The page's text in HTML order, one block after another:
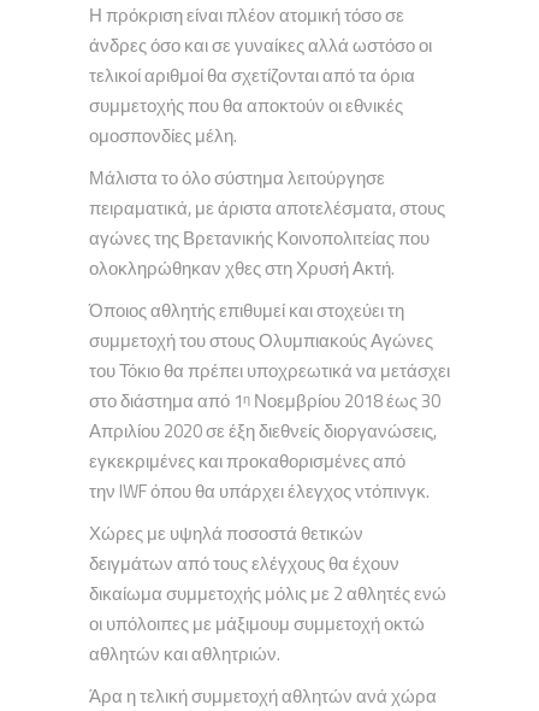
Η πρόκριση είναι πλέον ατομική τόσο σε
άνδρες όσο και σε γυναίκες αλλά ωστόσο οι
τελικοί αριθμοί θα σχετίζονται από τα όρια
συμμετοχής που θα αποκτούν οι εθνικές
ομοσπονδίες μέλη.
Μάλιστα το όλο σύστημα λειτούργησε
πειραματικά, με άριστα αποτελέσματα, στους
αγώνες της Βρετανικής Κοινοπολιτείας που
ολοκληρώθηκαν χθες στη Χρυσή Ακτή.
Όποιος αθλητής επιθυμεί και στοχεύει τη
συμμετοχή του στους Ολυμπιακούς Αγώνες
του Τόκιο θα πρέπει υποχρεωτικά να μετάσχει
στο διάστημα από 1η Νοεμβρίου 2018 έως 30
Απριλίου 2020 σε έξη διεθνείς διοργανώσεις,
εγκεκριμένες και προκαθορισμένες από
την IWF όπου θα υπάρχει έλεγχος ντόπινγκ.
Χώρες με υψηλά ποσοστά θετικών
δειγμάτων από τους ελέγχους θα έχουν
δικαίωμα συμμετοχής μόλις με 2 αθλητές ενώ
οι υπόλοιπες με μάξιμουμ συμμετοχή οκτώ
αθλητών και αθλητριών.
Άρα η τελική συμμετοχή αθλητών ανά χώρα